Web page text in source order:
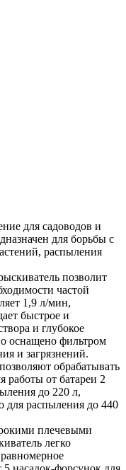
для садоводов и
для борьбы с
распыления
позволит
частой
1,9 л/мин,
быстрое и
и глубокое
оснащено фильтром
и загрязнений.
обрабатывать
работы от батареи 2
до 220 л,
для распыления до 440
плечевыми
легко